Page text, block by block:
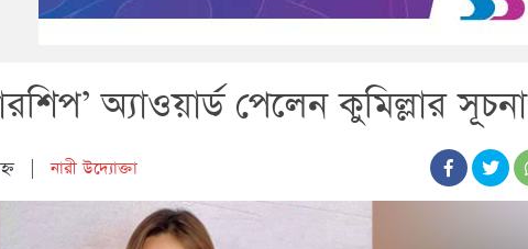
অ্যাওয়ার্ড পেলেন কুমিল্লার সূচনা
|নারী উদ্যোক্তা